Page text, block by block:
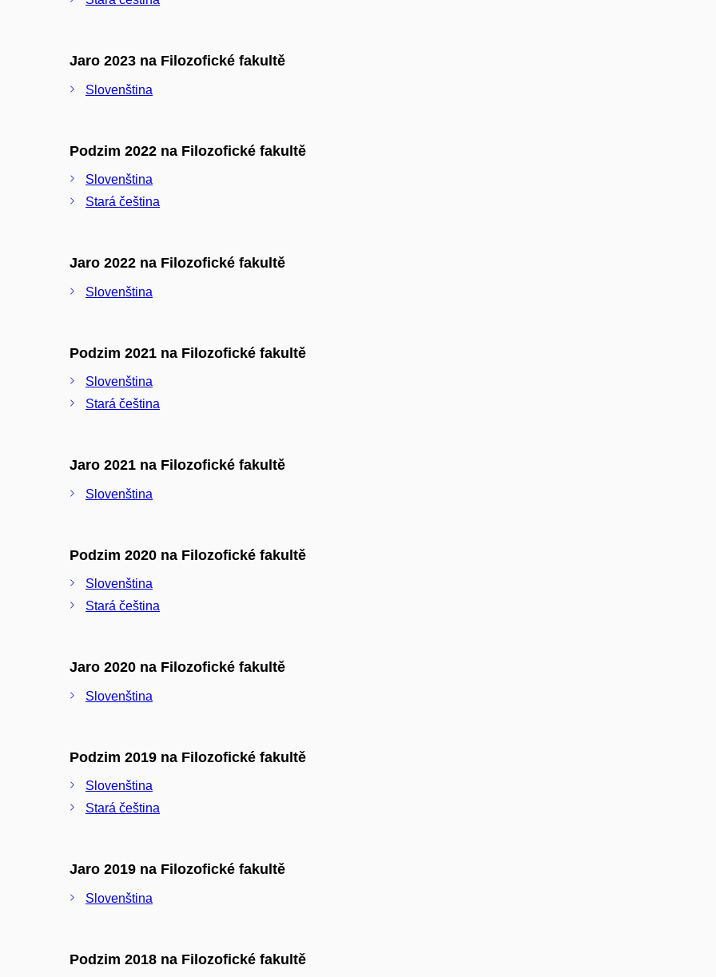
Jaro 2023 na Filozofické fakultě
Slovenština
Podzim 2022 na Filozofické fakultě
Slovenština
Stará čeština
Jaro 2022 na Filozofické fakultě
Slovenština
Podzim 2021 na Filozofické fakultě
Slovenština
Stará čeština
Jaro 2021 na Filozofické fakultě
Slovenština
Podzim 2020 na Filozofické fakultě
Slovenština
Stará čeština
Jaro 2020 na Filozofické fakultě
Slovenština
Podzim 2019 na Filozofické fakultě
Slovenština
Stará čeština
Jaro 2019 na Filozofické fakultě
Slovenština
Podzim 2018 na Filozofické fakultě